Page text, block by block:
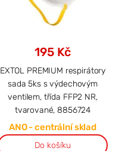
195 Kč
EXTOL PREMIUM respirátory
sada 5ks s výdechovým
ventilem, třída FFP2 NR,
tvarované, 8856724
ANO - centrální sklad
Do košíku